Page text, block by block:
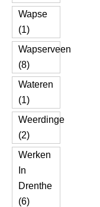
Wapse
(1)
Wapserveen
(8)
Wateren
(1)
Weerdinge
(2)
Werken
In
Drenthe
(6)